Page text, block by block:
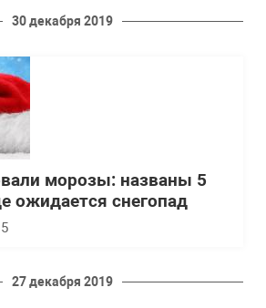
30 декабря 2019
морозы: названы 5
ожидается снегопад
27 декабря 2019